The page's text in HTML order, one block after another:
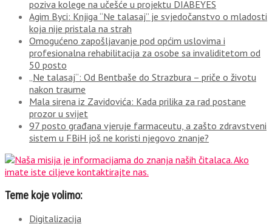
poziva kolege na učešće u projektu DIABEYES
Agim Byci: Knjiga “Ne talasaj” je svjedočanstvo o mladosti
koja nije pristala na strah
Omogućeno zapošljavanje pod općim uslovima i
profesionalna rehabilitacija za osobe sa invaliditetom od
50 posto
„Ne talasaj“: Od Bentbaše do Strazbura – priče o životu
nakon traume
Mala sirena iz Zavidovića: Kada prilika za rad postane
prozor u svijet
97 posto građana vjeruje farmaceutu, a zašto zdravstveni
sistem u FBiH još ne koristi njegovo znanje?
Teme koje volimo:
Digitalizacija